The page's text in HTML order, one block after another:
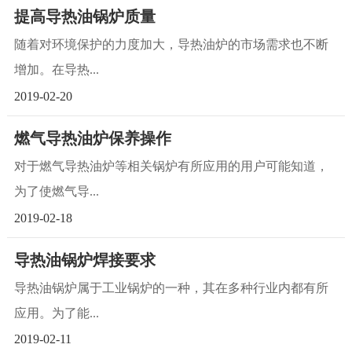
提高导热油锅炉质量
随着对环境保护的力度加大，导热油炉的市场需求也不断
增加。在导热...
2019-02-20
燃气导热油炉保养操作
对于燃气导热油炉等相关锅炉有所应用的用户可能知道，
为了使燃气导...
2019-02-18
导热油锅炉焊接要求
导热油锅炉属于工业锅炉的一种，其在多种行业内都有所
应用。为了能...
2019-02-11